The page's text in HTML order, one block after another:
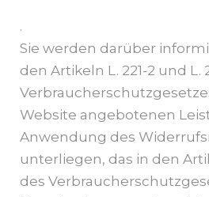
.
Sie werden darüber
den Artikeln L. 221-2 und L.
Website angebotenen
Anwendung des
unterliegen, das in den
des